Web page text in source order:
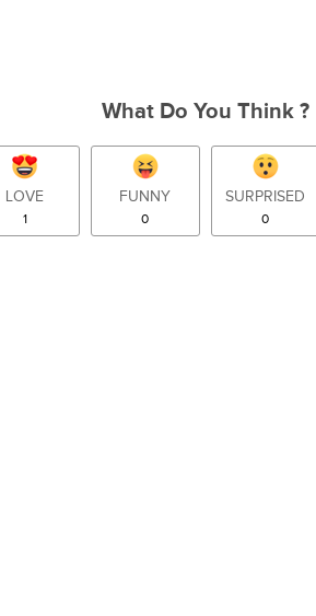
What Do You Think ?
LOVE
1
FUNNY
0
SURPRISED
0